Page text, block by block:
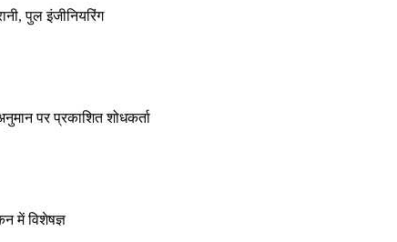
पुल इंजीनियरिंग
पर प्रकाशित शोधकर्ता
में विशेषज्ञ